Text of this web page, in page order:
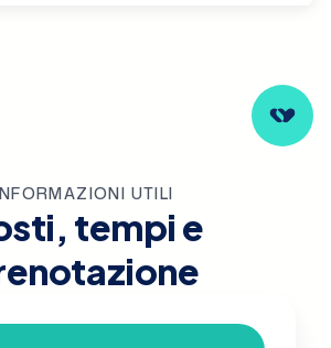
UTILI
tempi e